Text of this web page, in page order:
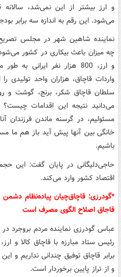
می‌شود. این رقم به اندازه سه برابر
نماینده شاهین شهر در مجلس تصریح
چه میزان باعث بیکاری در کشور
و ارز، 800 هزار نفر ایرانی
واردات قاچاق، هزاران واحد تولیدی
سلطان قاچاق شکر، برنج، گوشت و
می‌دانید نتیجه این اقدامات
مسئولیم، در گرسنه ماندن فرزندان
خانگی بین آنها پیش آید باز هم ما
باشیم.
حاجی‌دلیگانی در پایان گفت: این
اقتصاد کشور وارد می‌کند.
*گودرزی: قاچاق‌چیان پیاده‌نظام
قاجاق اصلاح الگوی مصرف است
عباس گودرزی نماینده مردم
رئیس ستاد مبارزه با قاچاق کالا و
برابر قاچاق توفیق چندانی نداریم و
و از تراز پایین برخوردار است.